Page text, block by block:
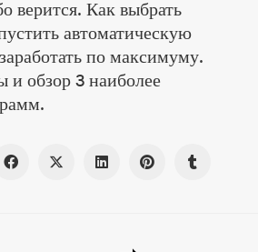
верится. Как выбрать
автоматическую
по максимуму.
обзор 3 наиболее